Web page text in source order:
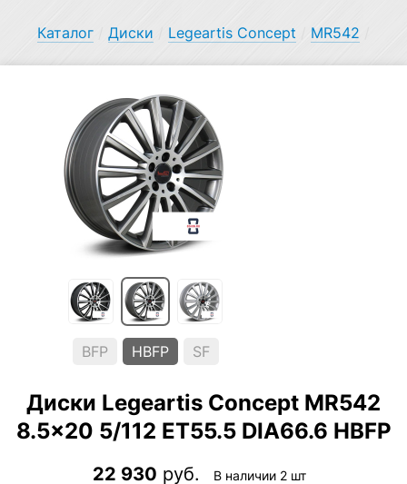
Каталог Диски Legeartis Concept MR542
BFP HBFP SF
Диски Legeartis Concept MR542
8.5×20 5/112 ET55.5 DIA66.6 HBFP
22 930 руб. В наличии 2 шт